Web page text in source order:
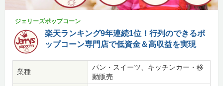
ジェリーズポップコーン
楽天ランキング9年連続1位！行列のできるポ
ップコーン専門店で低資金＆高収益を実現
業種
パン・スイーツ、キッチンカー・移
動販売